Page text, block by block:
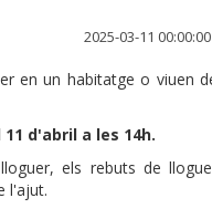
2025-03-11 00:00:00
en un habitatge o viuen
d'abril a les 14h.
els rebuts de
l'ajut.